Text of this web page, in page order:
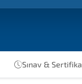
Sınav & Sertifika